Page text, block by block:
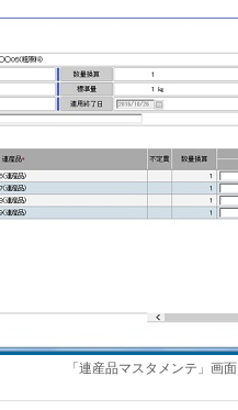
「連産品マスタメンテ」画面